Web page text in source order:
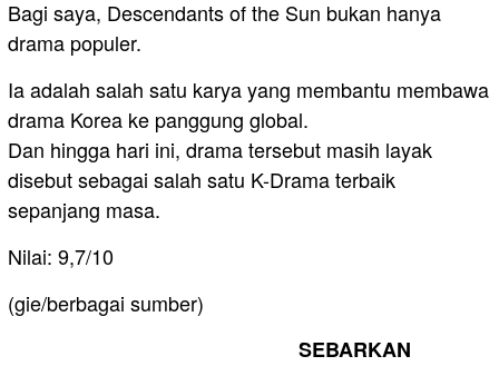
Bagi saya, Descendants of the Sun bukan hanya
drama populer.
Ia adalah salah satu karya yang membantu membawa
drama Korea ke panggung global.
Dan hingga hari ini, drama tersebut masih layak
disebut sebagai salah satu K-Drama terbaik
sepanjang masa.
Nilai: 9,7/10
(gie/berbagai sumber)
SEBARKAN